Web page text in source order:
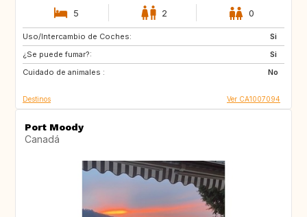
5 2 0
Uso/Intercambio de Coches:
Si
¿Se puede fumar?:
Si
Cuidado de animales :
No
CA
Destinos Ver CA1007094
Port Moody
Canadá